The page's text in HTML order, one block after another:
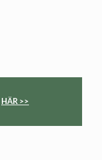
HÄR >>